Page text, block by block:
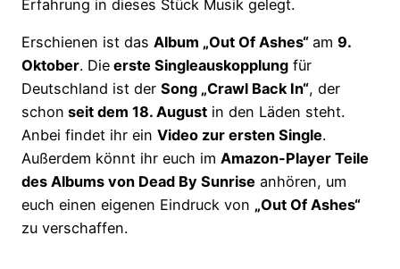
Erfahrung in dieses Stück Musik gelegt.
Erschienen ist das Album „Out Of Ashes“ am 9.
Oktober. Die erste Singleauskopplung für
Deutschland ist der Song „Crawl Back In“, der
schon seit dem 18. August in den Läden steht.
Anbei findet ihr ein Video zur ersten Single.
Außerdem könnt ihr euch im Amazon-Player Teile
des Albums von Dead By Sunrise anhören, um
euch einen eigenen Eindruck von „Out Of Ashes“
zu verschaffen.